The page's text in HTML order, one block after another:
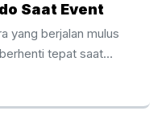
Saat Event
yang berjalan mulus
tepat saat
berubah ketika